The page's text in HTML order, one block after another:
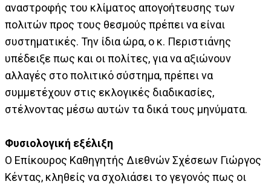
αναστροφής του κλίματος απογοήτευσης των
πολιτών προς τους θεσμούς πρέπει να είναι
συστηματικές. Την ίδια ώρα, ο κ. Περιστιάνης
υπέδειξε πως και οι πολίτες, για να αξιώνουν
αλλαγές στο πολιτικό σύστημα, πρέπει να
συμμετέχουν στις εκλογικές διαδικασίες,
στέλνοντας μέσω αυτών τα δικά τους μηνύματα.
Φυσιολογική εξέλιξη
Ο Επίκουρος Καθηγητής Διεθνών Σχέσεων Γιώργος
Κέντας, κληθείς να σχολιάσει το γεγονός πως οι